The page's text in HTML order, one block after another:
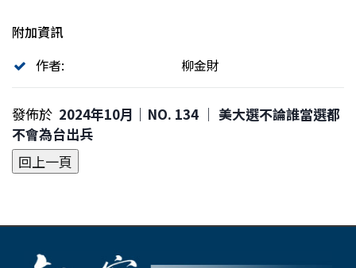
附加資訊
作者:
柳金財
發佈於 2024年10月｜NO. 134 │ 美大選不論誰當選都
不會為台出兵